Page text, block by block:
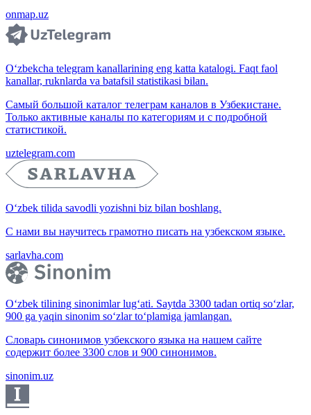
onmap.uz
O‘zbekcha telegram kanallarining eng katta katalogi. Faqt faol
kanallar, ruknlarda va batafsil statistikasi bilan.
Самый большой каталог телеграм каналов в Узбекистане.
Только активные каналы по категориям и с подробной
статистикой.
uztelegram.com
O‘zbek tilida savodli yozishni biz bilan boshlang.
С нами вы научитесь грамотно писать на узбекском языке.
sarlavha.com
O‘zbek tilining sinonimlar lug‘ati. Saytda 3300 tadan ortiq so‘zlar,
900 ga yaqin sinonim so‘zlar to‘plamiga jamlangan.
Словарь синонимов узбекского языка на нашем сайте
содержит более 3300 слов и 900 синонимов.
sinonim.uz